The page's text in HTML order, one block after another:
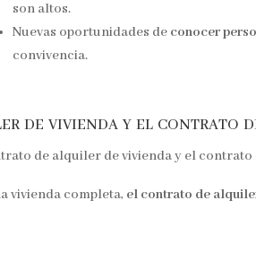
son altos.
Nuevas oportunidades de conocer
convivencia.
de vivienda y el contrato
de alquiler de vivienda y el
vivienda completa, el contrato de